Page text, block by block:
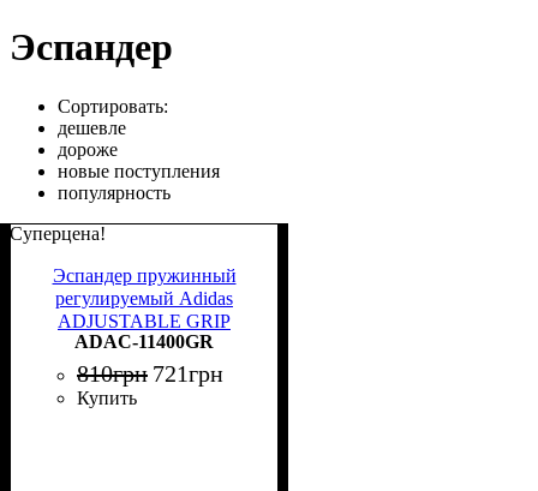
Эспандер
Сортировать:
дешевле
дороже
новые поступления
популярность
Суперцена!
Эспандер пружинный
регулируемый Adidas
ADJUSTABLE GRIP
TRAINER черный ADAC-
11400GR
ADAC-11400GR
810грн 721грн
Купить